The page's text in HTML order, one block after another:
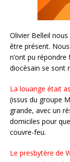
Olivier Belleil
être présent.
n’ont pu
diocésain se sont
La louange était
(issus du groupe
grande, avec un
domiciles pour
couvre-feu.
Le presbytère de